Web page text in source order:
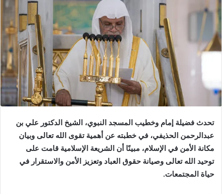
تحدث فضيلة إمام وخطيب المسجد النبوي، الشيخ الدكتور علي بن
عبدالرحمن الحذيفي، في خطبته عن أهمية تقوى الله تعالى وبيان
مكانة الأمن في الإسلام، مبينًا أن الشريعة الإسلامية قامت على
توحيد الله تعالى وصيانة حقوق العباد وتعزيز الأمن والاستقرار في
حياة المجتمعات.